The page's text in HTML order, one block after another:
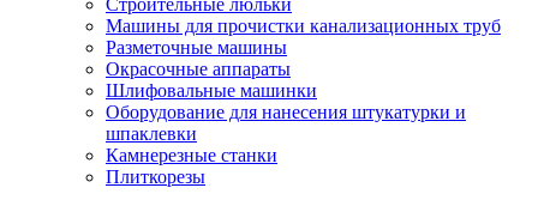
Строительные люльки
Машины для прочистки канализационных труб
Разметочные машины
Окрасочные аппараты
Шлифовальные машинки
Оборудование для нанесения штукатурки и
шпаклевки
Камнерезные станки
Плиткорезы